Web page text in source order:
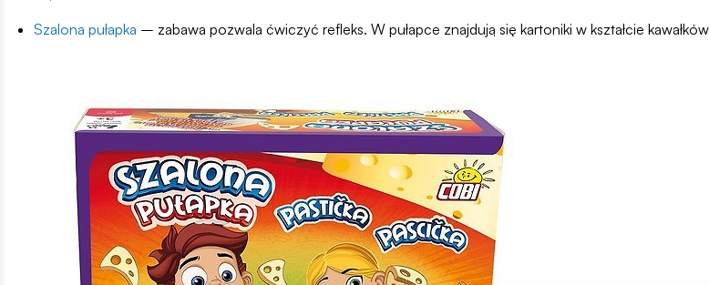
Szalona pułapka – zabawa pozwala ćwiczyć refleks. W pułapce znajdują się kartoniki w kształcie